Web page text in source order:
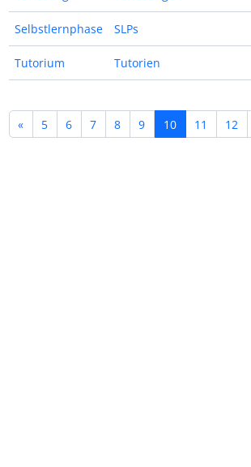
Selbstlernphase SLPs
Tutorium Tutorien
« 5 6 7 8 9 10 11 12